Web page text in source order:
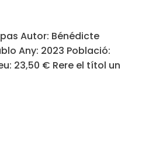
Autor: Bénédicte
Any: 2023 Població:
23,50 € Rere el títol un